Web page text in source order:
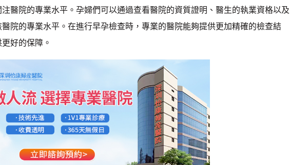
醫院的專業水平。孕婦們可以通過查看醫院的資質證明、醫生的執業資格以及
院的專業水平。在進行早孕檢查時，專業的醫院能夠提供更加精確的檢查結
好的保障。